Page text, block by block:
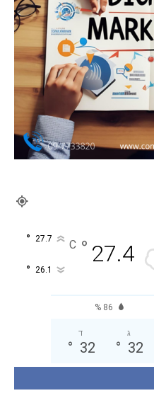
27.4
°
C
27.7
°
26.1
°
86 %
ג
32
°
ד
32
°